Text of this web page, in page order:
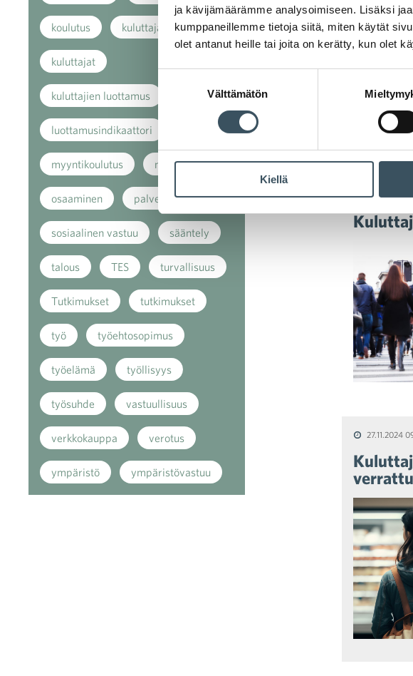
ja kävijämäärämme analysoimiseen. Lisäksi
kumppaneillemme tietoja siitä, miten käytät
olet antanut heille tai joita on kerätty, kun olet
Välttämätön
Kiellä
27.02.2025
27.11.2024
koulutus kuluttaja
kuluttajat
kuluttajien luottamus
luottamusindikaattori
myyntikoulutus nuoret
osaaminen palvelut
sosiaalinen vastuu sääntely
talous TES turvallisuus
Tutkimukset tutkimukset
työ työehtosopimus
työelämä työllisyys
työsuhde vastuullisuus
verkkokauppa verotus
ympäristö ympäristövastuu